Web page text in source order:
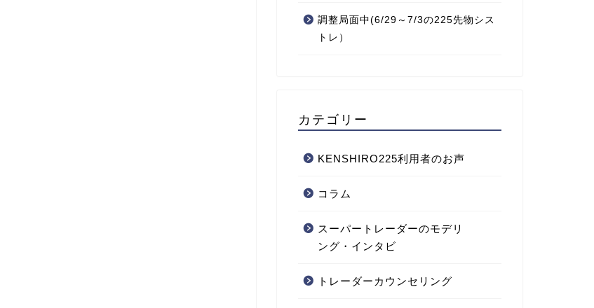
調整局面中(6/29～7/3の225先物シス
トレ）
カテゴリー
KENSHIRO225利用者のお声
コラム
スーパートレーダーのモデリ
ング・インタビ
トレーダーカウンセリング